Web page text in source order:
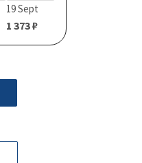
19 Sept
1 373 ₽